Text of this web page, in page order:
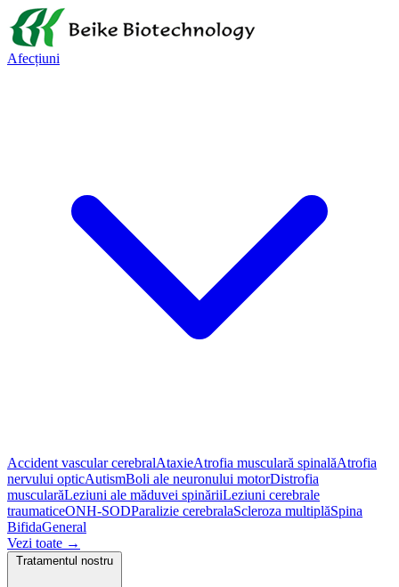
Afecțiuni
Accident vascular cerebralAtaxieAtrofia musculară spinalăAtrofia
nervului opticAutismBoli ale neuronului motorDistrofia
muscularăLeziuni ale măduvei spinăriiLeziuni cerebrale
traumaticeONH-SODParalizie cerebralaScleroza multiplăSpina
BifidaGeneral
Vezi toate →